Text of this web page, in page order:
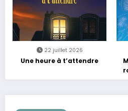
22 juillet 2026
Une heure à t’attendre